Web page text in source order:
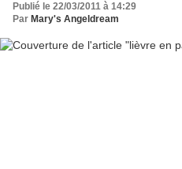
Publié le 22/03/2011 à 14:29
Par Mary's Angeldream